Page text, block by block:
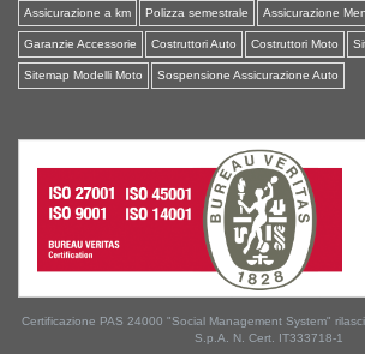
Assicurazione a km Polizza semestrale Assicurazione
Garanzie Accessorie Costruttori Auto Costruttori Moto
Sitemap Modelli Moto Sospensione Assicurazione Auto
Certificazione PAS 24000 "Social Management System"
S.p.A. N. Cert. IT333718-1